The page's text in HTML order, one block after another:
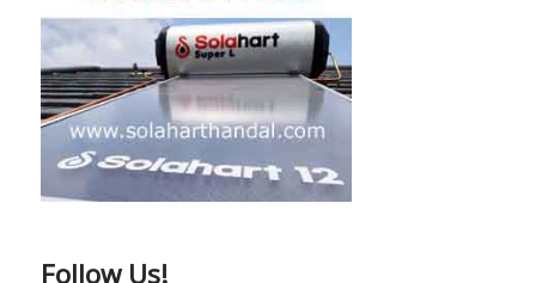
Follow Us!